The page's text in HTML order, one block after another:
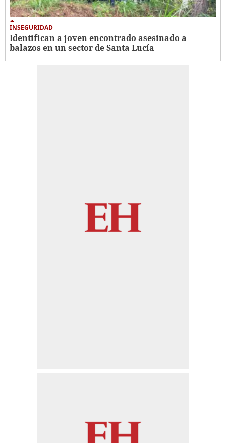
INSEGURIDAD
Identifican a joven encontrado asesinado a
balazos en un sector de Santa Lucía